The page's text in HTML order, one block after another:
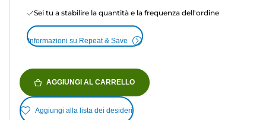
Sei tu a stabilire la quantità e la frequenza dell'ordine
Informazioni su Repeat & Save
AGGIUNGI AL CARRELLO
Aggiungi alla lista dei desideri